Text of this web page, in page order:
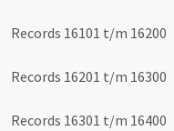
Records 16101 t/m 16200
Records 16201 t/m 16300
Records 16301 t/m 16400